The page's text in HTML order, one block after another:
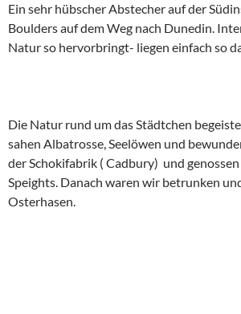
Ein sehr hübscher Abstecher auf der
Boulders auf dem Weg nach Dunedin.
Natur so hervorbringt- liegen einfach so
Die Natur rund um das Städtchen
sahen Albatrosse, Seelöwen und
der Schokifabrik ( Cadbury) und
Speights. Danach waren wir betrunken
Osterhasen.